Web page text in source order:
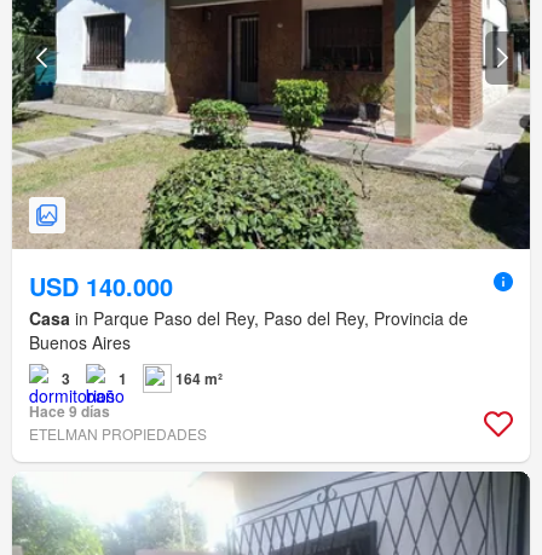
USD 140.000
Casa in Parque Paso del Rey, Paso del Rey, Provincia de
Buenos Aires
3 1
164 m²
Hace 9 días
ETELMAN PROPIEDADES